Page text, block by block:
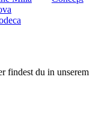
findest du in unserem